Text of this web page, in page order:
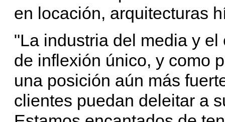
en locación, arquitecturas
"La industria del media y
de inflexión único, y como
una posición aún más
clientes puedan deleitar a